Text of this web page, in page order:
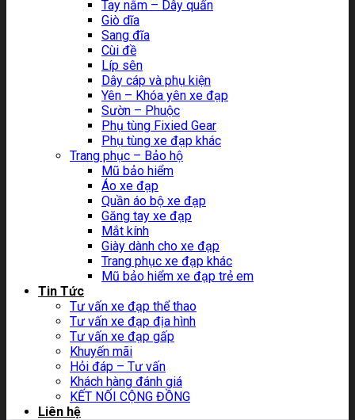
Tay nắm – Dây quấn
Giò dĩa
Sang đĩa
Cùi đề
Líp sên
Dây cáp và phụ kiện
Yên – Khóa yên xe đạp
Sườn – Phuộc
Phụ tùng Fixied Gear
Phụ tùng xe đạp khác
Trang phục – Bảo hộ
Mũ bảo hiểm
Áo xe đạp
Quần áo bộ xe đạp
Găng tay xe đạp
Mắt kính
Giày dành cho xe đạp
Trang phục xe đạp khác
Mũ bảo hiểm xe đạp trẻ em
Tin Tức
Tư vấn xe đạp thể thao
Tư vấn xe đạp địa hình
Tư vấn xe đạp gấp
Khuyến mãi
Hỏi đáp – Tư vấn
Khách hàng đánh giá
KẾT NỐI CỘNG ĐỒNG
Liên hệ